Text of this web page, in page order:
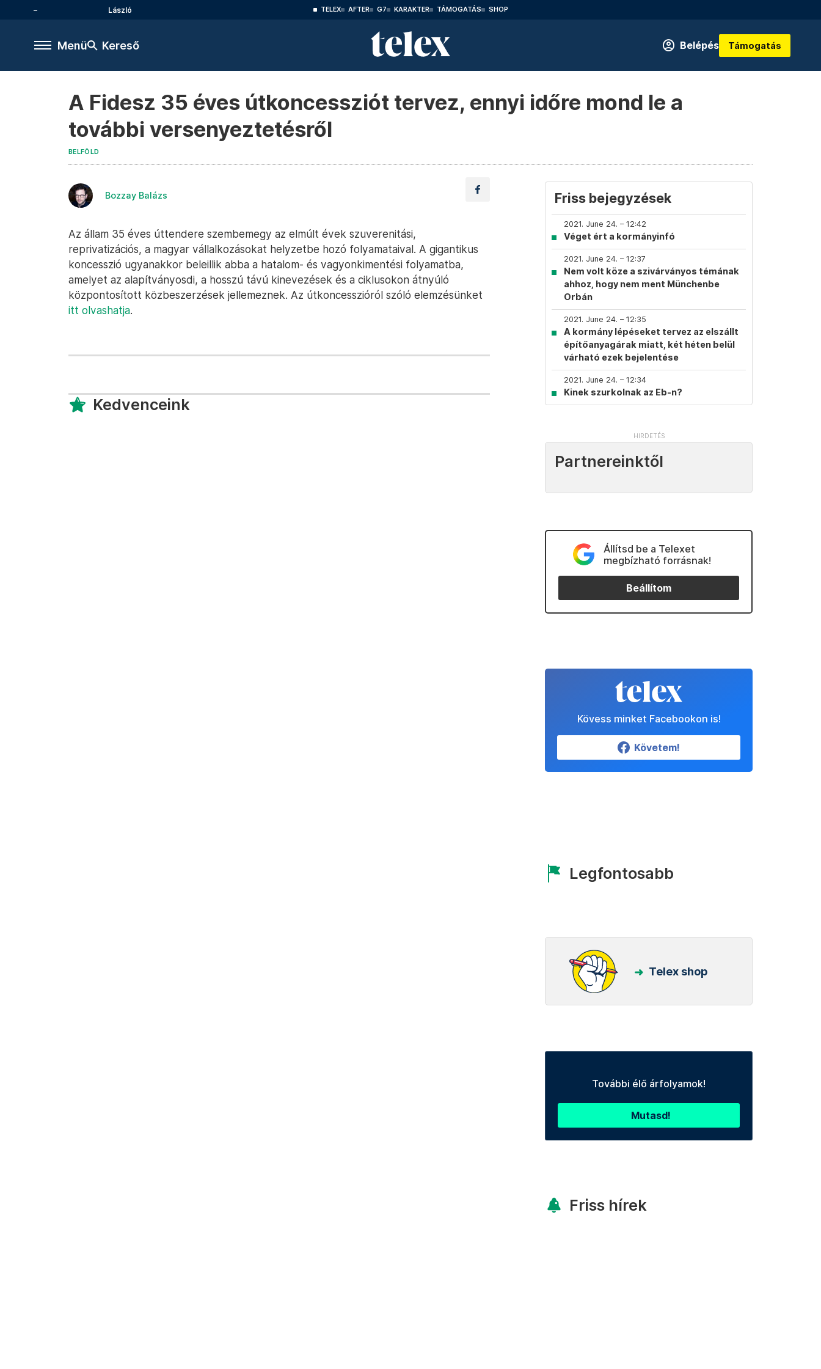
László TELEX AFTER G7 KARAKTER TÁMOGATÁS SHOP
Menü Kereső Belépés Támogatás
A Fidesz 35 éves útkoncessziót tervez, ennyi időre mond le a
további versenyeztetésről
BELFÖLD
Bozzay Balázs
Az állam 35 éves úttendere szembemegy az elmúlt évek szuverenitási,
reprivatizációs, a magyar vállalkozásokat helyzetbe hozó folyamataival. A gigantikus
koncesszió ugyanakkor beleillik abba a hatalom- és vagyonkimentési folyamatba,
amelyet az alapítványosdi, a hosszú távú kinevezések és a ciklusokon átnyúló
központosított közbeszerzések jellemeznek. Az útkoncesszióról szóló elemzésünket
itt olvashatja.
Kedvenceink
Friss bejegyzések
2021. June 24. – 12:42
Véget ért a kormányinfó
2021. June 24. – 12:37
Nem volt köze a szivárványos témának
ahhoz, hogy nem ment Münchenbe
Orbán
2021. June 24. – 12:35
A kormány lépéseket tervez az elszállt
építőanyagárak miatt, két héten belül
várható ezek bejelentése
2021. June 24. – 12:34
Kinek szurkolnak az Eb-n?
Partnereinktől
Állítsd be a Telexet
megbízható forrásnak!
Beállítom
Kövess minket Facebookon is!
Követem!
Legfontosabb
Telex shop
További élő árfolyamok!
Mutasd!
Friss hírek